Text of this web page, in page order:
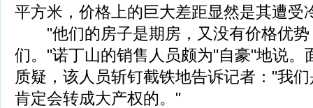
平方米，价格上的巨大差距显然是其遭受
"他们的房子是期房，又没有价格优势
们。"诺丁山的销售人员颇为"自豪"地说。
质疑，该人员斩钉截铁地告诉记者："我
肯定会转成大产权的。"